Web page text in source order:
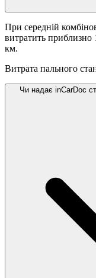
При середній
витратить приблизно
км.
Витрата пального
Чи надає inCarDoc